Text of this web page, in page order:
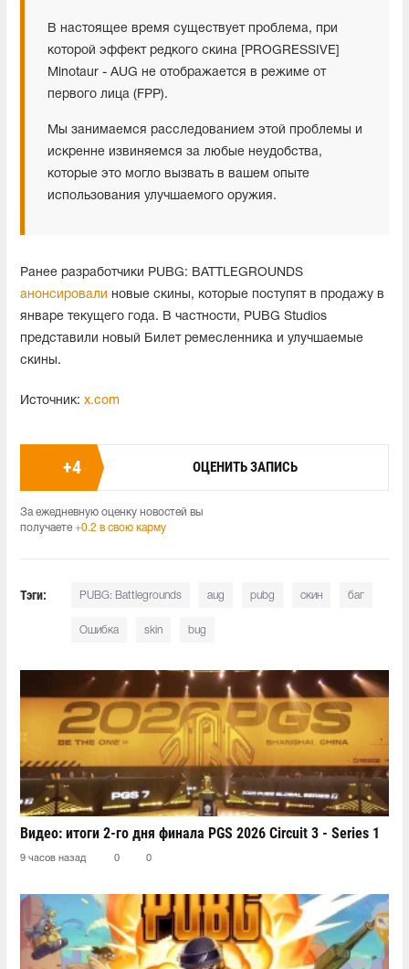
В настоящее время существует проблема, при
которой эффект редкого скина [PROGRESSIVE]
Minotaur - AUG не отображается в режиме от
первого лица (FPP).
Мы занимаемся расследованием этой проблемы и
искренне извиняемся за любые неудобства,
которые это могло вызвать в вашем опыте
использования улучшаемого оружия.
Ранее разработчики PUBG: BATTLEGROUNDS
анонсировали новые скины, которые поступят в продажу в
январе текущего года. В частности, PUBG Studios
представили новый Билет ремесленника и улучшаемые
скины.
Источник: x.com
+4 ОЦЕНИТЬ ЗАПИСЬ
За ежедневную оценку новостей вы
получаете +0.2 в свою карму
Тэги: PUBG: Battlegrounds aug pubg скин баг
Ошибка skin bug
Видео: итоги 2-го дня финала PGS 2026 Circuit 3 - Series 1
9 часов назад 0 0